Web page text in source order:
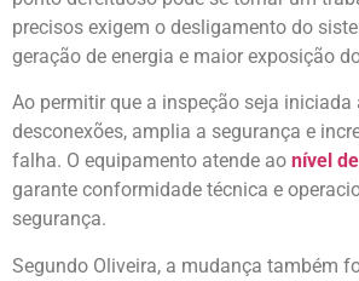
precisos exigem o desligamento do
geração de energia e maior exposição
Ao permitir que a inspeção seja
desconexões, amplia a segurança e
falha. O equipamento atende ao nível
garante conformidade técnica e
segurança.
Segundo Oliveira, a mudança também